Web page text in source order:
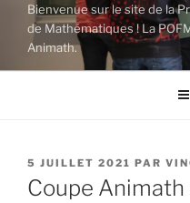
Bienvenue sur le site de la
de Mathématiques ! La
Animath.
PUBLIÉ
LE
5 JUILLET 2021 PAR
Coupe